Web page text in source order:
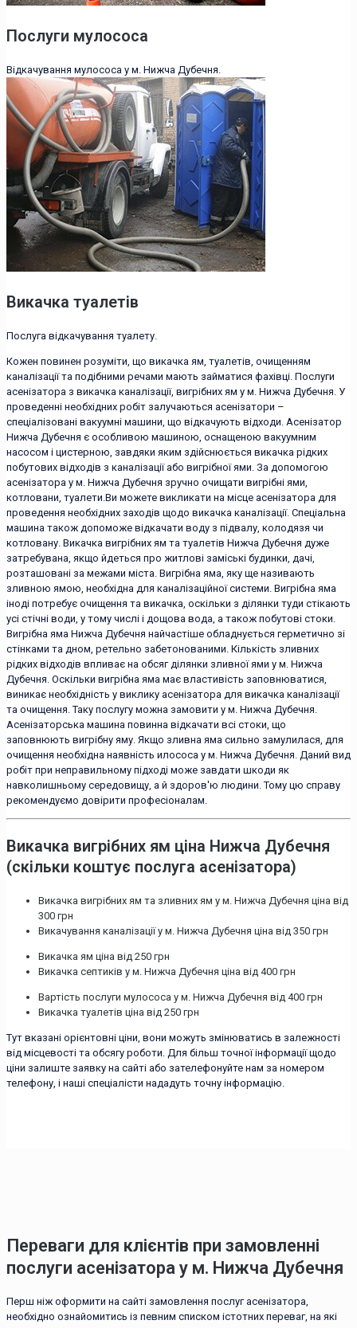
Послуги мулососа
Відкачування мулососа у м. Нижча Дубечня.
Викачка туалетів
Послуга відкачування туалету.
Кожен повинен розуміти, що викачка ям, туалетів, очищенням
каналізації та подібними речами мають займатися фахівці. Послуги
асенізатора з викачка каналізації, вигрібних ям у м. Нижча Дубечня. У
проведенні необхідних робіт залучаються асенізатори –
спеціалізовані вакуумні машини, що відкачують відходи. Асенізатор
Нижча Дубечня є особливою машиною, оснащеною вакуумним
насосом і цистерною, завдяки яким здійснюється викачка рідких
побутових відходів з каналізації або вигрібної ями. За допомогою
асенізатора у м. Нижча Дубечня зручно очищати вигрібні ями,
котловани, туалети.Ви можете викликати на місце асенізатора для
проведення необхідних заходів щодо викачка каналізації. Спеціальна
машина також допоможе відкачати воду з підвалу, колодязя чи
котловану. Викачка вигрібних ям та туалетів Нижча Дубечня дуже
затребувана, якщо йдеться про житлові заміські будинки, дачі,
розташовані за межами міста. Вигрібна яма, яку ще називають
зливною ямою, необхідна для каналізаційної системи. Вигрібна яма
іноді потребує очищення та викачка, оскільки з ділянки туди стікають
усі стічні води, у тому числі і дощова вода, а також побутові стоки.
Вигрібна яма Нижча Дубечня найчастіше обладнується герметично зі
стінками та дном, ретельно забетонованими. Кількість зливних
рідких відходів впливає на обсяг ділянки зливної ями у м. Нижча
Дубечня. Оскільки вигрібна яма має властивість заповнюватися,
виникає необхідність у виклику асенізатора для викачка каналізації
та очищення. Таку послугу можна замовити у м. Нижча Дубечня.
Асенізаторська машина повинна відкачати всі стоки, що
заповнюють вигрібну яму. Якщо зливна яма сильно замулилася, для
очищення необхідна наявність илососа у м. Нижча Дубечня. Даний вид
робіт при неправильному підході може завдати шкоди як
навколишньому середовищу, а й здоров'ю людини. Тому цю справу
рекомендуємо довірити професіоналам.
Викачка вигрібних ям ціна Нижча Дубечня
(скільки коштує послуга асенізатора)
Викачка вигрібних ям та зливних ям у м. Нижча Дубечня ціна від
300 грн
Викачування каналізації у м. Нижча Дубечня ціна від 350 грн
Викачка ям ціна від 250 грн
Викачка септиків у м. Нижча Дубечня ціна від 400 грн
Вартість послуги мулососа у м. Нижча Дубечня від 400 грн
Викачка туалетів ціна від 250 грн
Тут вказані орієнтовні ціни, вони можуть змінюватись в залежності
від місцевості та обсягу роботи. Для більш точної інформації щодо
ціни залиште заявку на сайті або зателефонуйте нам за номером
телефону, і наші спеціалісти нададуть точну інформацію.
Переваги для клієнтів при замовленні
послуги асенізатора у м. Нижча Дубечня
Перш ніж оформити на сайті замовлення послуг асенізатора,
необхідно ознайомитись із певним списком істотних переваг, на які